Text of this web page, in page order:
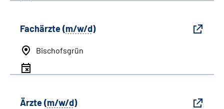
Fachärzte (m/w/d)
Bischofsgrün
Ärzte (m/w/d)